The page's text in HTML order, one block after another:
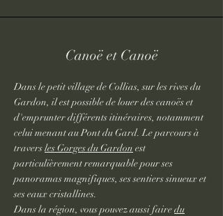
Canoë et Canoë
Dans le petit village de Collias, sur les rives du
Gardon, il est possible de louer des canoës et
d'emprunter différents itinéraires, notamment
celui menant au Pont du Gard. Le parcours à
traversles Gorges du Gardon est
particulièrement remarquable pour ses
panoramas magnifiques, ses sentiers sinueux et
ses eaux cristallines.
Dans la région, vous pouvez aussi fairedu